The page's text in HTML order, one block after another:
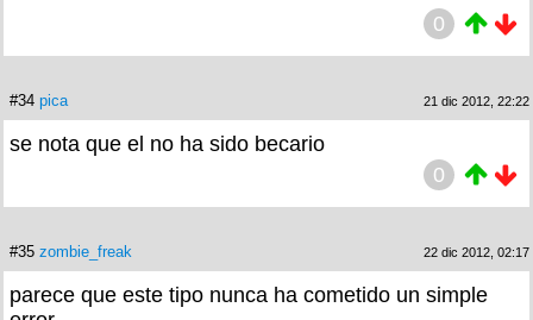
0
#34 pica 21 dic 2012, 22:22
se nota que el no ha sido becario
0
#35 zombie_freak 22 dic 2012, 02:17
parece que este tipo nunca ha cometido un simple